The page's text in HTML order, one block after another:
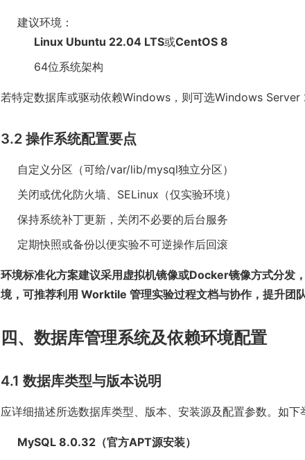
建议环境：
Linux Ubuntu 22.04 LTS或CentOS 8
64位系统架构
若特定数据库或驱动依赖Windows，则可选Windows Server
3.2 操作系统配置要点
自定义分区（可给/var/lib/mysql独立分区）
关闭或优化防火墙、SELinux（仅实验环境）
保持系统补丁更新，关闭不必要的后台服务
定期快照或备份以便实验不可逆操作后回滚
环境标准化方案建议采用虚拟机镜像或Docker镜像方式分发
境，可推荐利用 Worktile 管理实验过程文档与协作，提升团队
四、数据库管理系统及依赖环境配置
4.1 数据库类型与版本说明
应详细描述所选数据库类型、版本、安装源及配置参数。如下
MySQL 8.0.32（官方APT源安装）